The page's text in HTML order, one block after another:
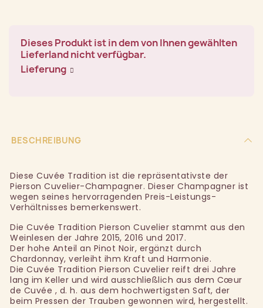
Dieses Produkt ist in dem von Ihnen gewählten
Lieferland nicht verfügbar.
Lieferung
BESCHREIBUNG
Diese Cuvée Tradition ist die repräsentativste der
Pierson Cuvelier-Champagner. Dieser Champagner ist
wegen seines hervorragenden Preis-Leistungs-
Verhältnisses bemerkenswert.
Die Cuvée Tradition Pierson Cuvelier stammt aus den
Weinlesen der Jahre 2015, 2016 und 2017.
Der hohe Anteil an Pinot Noir, ergänzt durch
Chardonnay, verleiht ihm Kraft und Harmonie.
Die Cuvée Tradition Pierson Cuvelier reift drei Jahre
lang im Keller und wird ausschließlich aus dem Cœur
de Cuvée , d. h. aus dem hochwertigsten Saft, der
beim Pressen der Trauben gewonnen wird, hergestellt.